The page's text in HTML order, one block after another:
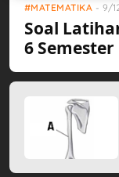
MATEMATIKA - 9/
Soal
6 Semester